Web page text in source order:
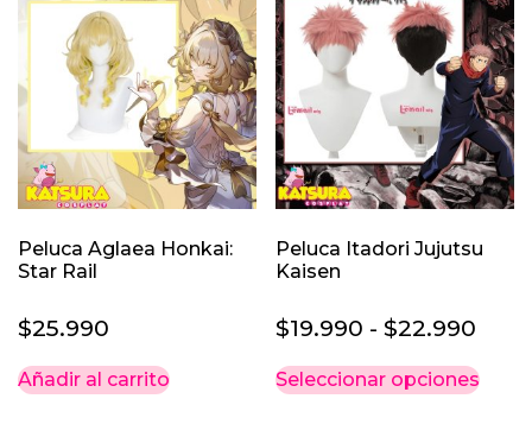
Peluca Aglaea Honkai:
Star Rail
$25.990
Añadir al carrito
Peluca Itadori Jujutsu
Kaisen
$19.990 - $22.990
Seleccionar opciones